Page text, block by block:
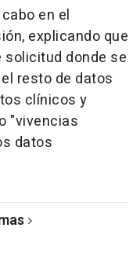
en el
explicando que
donde se
resto de datos
clínicos y
"vivencias
datos